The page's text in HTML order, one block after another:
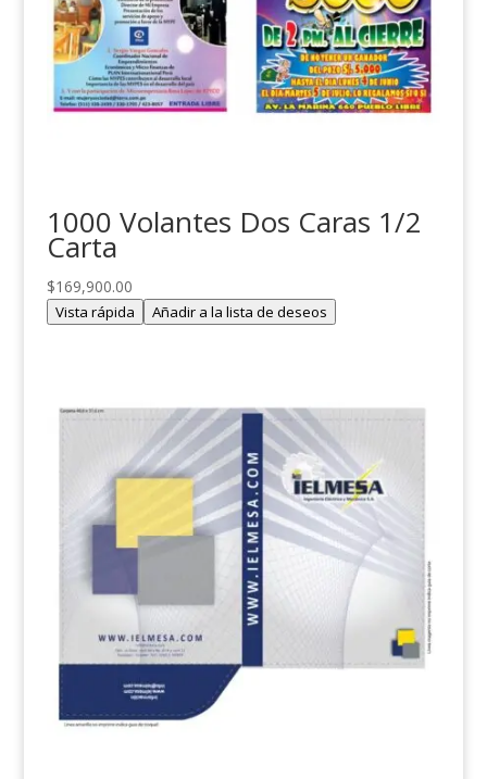
1000 Volantes Dos Caras 1/2
Carta
$169,900.00
Vista rápida Añadir a la lista de deseos